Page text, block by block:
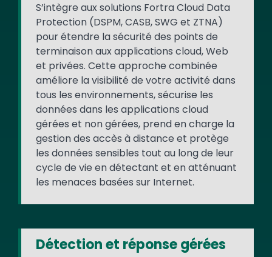
S’intègre aux solutions Fortra Cloud Data
Protection (DSPM, CASB, SWG et ZTNA)
pour étendre la sécurité des points de
terminaison aux applications cloud, Web
et privées. Cette approche combinée
améliore la visibilité de votre activité dans
tous les environnements, sécurise les
données dans les applications cloud
gérées et non gérées, prend en charge la
gestion des accès à distance et protège
les données sensibles tout au long de leur
cycle de vie en détectant et en atténuant
les menaces basées sur Internet.
Détection et réponse gérées